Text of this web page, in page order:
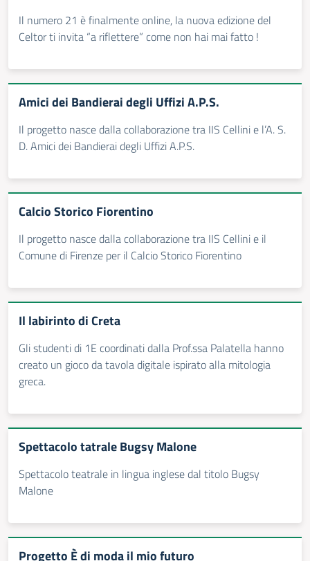
Il numero 21 è finalmente online, la nuova edizione del
Celtor ti invita “a riflettere” come non hai mai fatto !
Amici dei Bandierai degli Uffizi A.P.S.
Il progetto nasce dalla collaborazione tra IIS Cellini e l’A. S.
D. Amici dei Bandierai degli Uffizi A.P.S.
Calcio Storico Fiorentino
Il progetto nasce dalla collaborazione tra IIS Cellini e il
Comune di Firenze per il Calcio Storico Fiorentino
Il labirinto di Creta
Gli studenti di 1E coordinati dalla Prof.ssa Palatella hanno
creato un gioco da tavola digitale ispirato alla mitologia
greca.
Spettacolo tatrale Bugsy Malone
Spettacolo teatrale in lingua inglese dal titolo Bugsy
Malone
Progetto È di moda il mio futuro